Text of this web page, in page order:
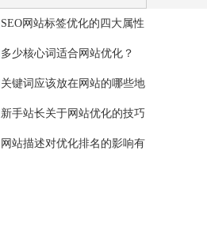
SEO网站标签优化的四大属性
多少核心词适合网站优化？
关键词应该放在网站的哪些地
新手站长关于网站优化的技巧
网站描述对优化排名的影响有